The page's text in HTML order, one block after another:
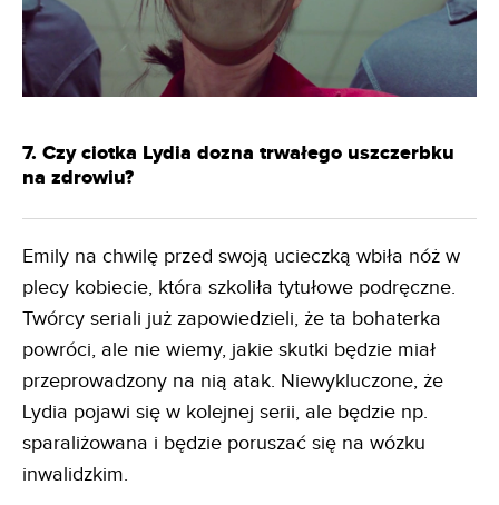
7. Czy ciotka Lydia dozna trwałego uszczerbku
na zdrowiu?
Emily na chwilę przed swoją ucieczką wbiła nóż w
plecy kobiecie, która szkoliła tytułowe podręczne.
Twórcy seriali już zapowiedzieli, że ta bohaterka
powróci, ale nie wiemy, jakie skutki będzie miał
przeprowadzony na nią atak. Niewykluczone, że
Lydia pojawi się w kolejnej serii, ale będzie np.
sparaliżowana i będzie poruszać się na wózku
inwalidzkim.